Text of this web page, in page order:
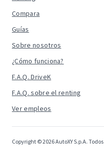
Compara
Guías
Sobre nosotros
¿Cómo funciona?
F.A.Q. DriveK
F.A.Q. sobre el renting
Ver empleos
Copyright © 2026 AutoXY S.p.A.